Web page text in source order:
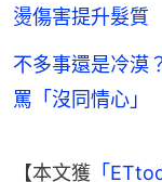
燙傷害提升髮質
不多事還是冷漠
罵「沒同情心」
【本文獲 「